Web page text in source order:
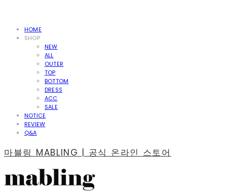
HOME
SHOP
NEW
ALL
OUTER
TOP
BOTTOM
DRESS
ACC
SALE
NOTICE
REVIEW
Q&A
마블링 MABLING | 공식 온라인 스토어